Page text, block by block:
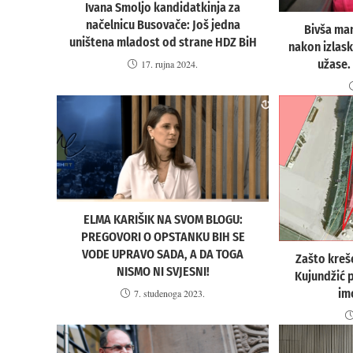
Ivana Smoljo kandidatkinja za
načelnicu Busovače: Još jedna
uništena mladost od strane HDZ BiH
17. rujna 2024.
Bivša
nakon
ELMA KARIŠIK NA SVOM BLOGU:
PREGOVORI O OPSTANKU BIH SE
VODE UPRAVO SADA, A DA TOGA
NISMO NI SVJESNI!
7. studenoga 2023.
Zašto
Kujundžić